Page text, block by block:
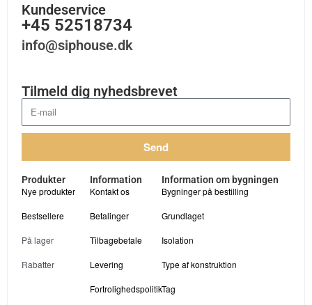
Kundeservice
+45 52518734
info@siphouse.dk
Tilmeld dig nyhedsbrevet
Send
Produkter
Nye produkter
Bestsellere
På lager
Rabatter
Information
Kontakt os
Betalinger
Tilbagebetale
Levering
Fortrolighedspolitik
Information om bygningen
Bygninger på bestilling
Grundlaget
Isolation
Type af konstruktion
Tag